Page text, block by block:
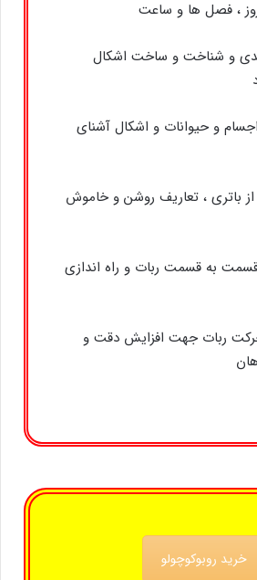
، فصل ها و ساعت
و شناخت و ساخت اشکال
و حیوانات و اشکال آشنای
باتری ، تعاریف روشن و خاموش
به قسمت ربات و راه اندازی
ربات جهت افزایش دقت و
خرید روبوکوچولو